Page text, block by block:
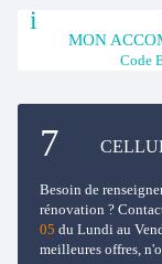
MON
Code
Besoin de
rénovation ?
05 du Lundi au
meilleures offres,